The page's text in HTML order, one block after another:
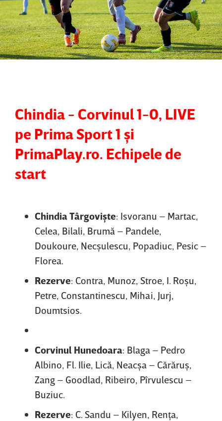
Chindia - Corvinul 1-0, LIVE
pe Prima Sport 1 şi
PrimaPlay.ro. Echipele de
start
ChindiaTârgovişte: Isvoranu – Martac,
Celea, Bilali, Brumă – Pandele,
Doukoure, Necşulescu, Popadiuc, Pesic –
Florea.
Rezerve: Contra, Munoz, Stroe, I. Roşu,
Petre, Constantinescu, Mihai, Jurj,
Doumtsios.
Corvinul Hunedoara: Blaga – Pedro
Albino, Fl. Ilie, Lică, Neacşa – Cărăruş,
Zang – Goodlad, Ribeiro, Pîrvulescu –
Buziuc.
Rezerve: C. Sandu – Kilyen, Renţa,